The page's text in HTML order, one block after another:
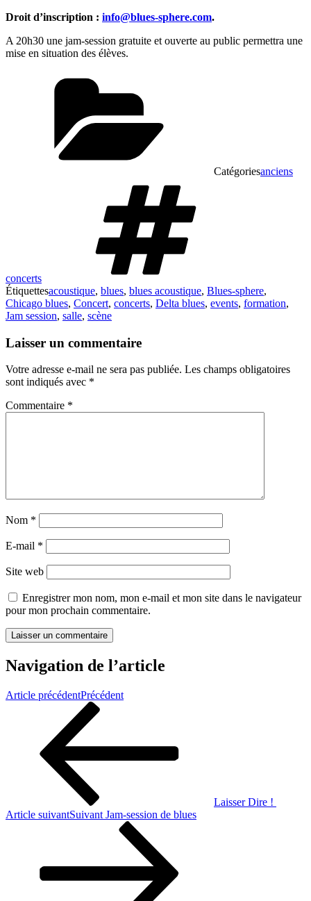
Droit d’inscription : info@blues-sphere.com.
A 20h30 une jam-session gratuite et ouverte au public permettra une
mise en situation des élèves.
Catégoriesanciens
concerts
Étiquettesacoustique, blues, blues acoustique, Blues-sphere,
Chicago blues, Concert, concerts, Delta blues, events, formation,
Jam session, salle, scène
Laisser un commentaire
Votre adresse e-mail ne sera pas publiée. Les champs obligatoires
sont indiqués avec *
Commentaire *
Nom *
E-mail *
Site web
Enregistrer mon nom, mon e-mail et mon site dans le navigateur
pour mon prochain commentaire.
Navigation de l’article
Article précédentPrécédent
Laisser Dire !
Article suivantSuivant Jam-session de blues